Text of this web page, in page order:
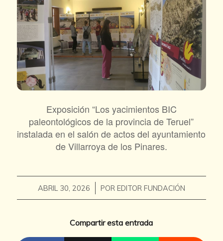
Exposición “Los yacimientos BIC
paleontológicos de la provincia de Teruel”
instalada en el salón de actos del ayuntamiento
de Villarroya de los Pinares.
ABRIL 30, 2026
/ POR EDITOR FUNDACIÓN
Compartir esta entrada